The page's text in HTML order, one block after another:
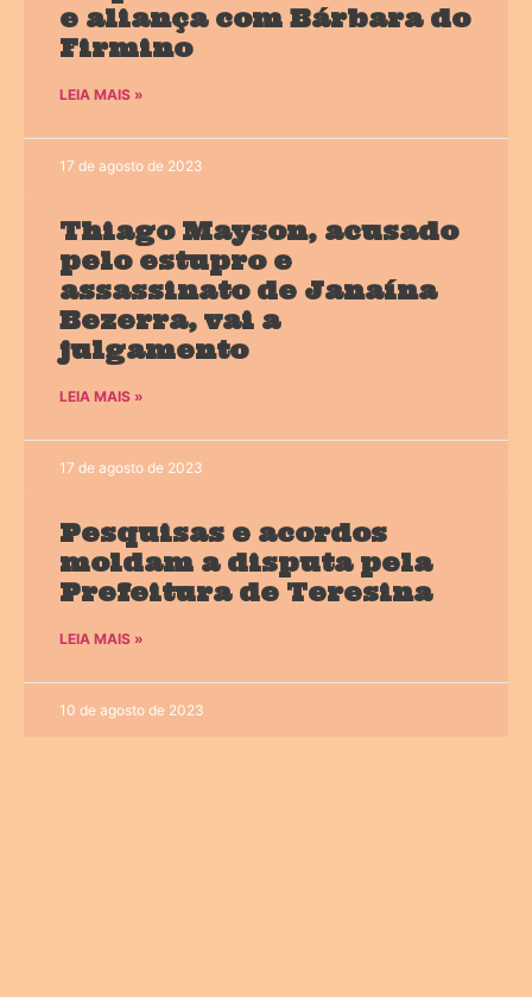
e aliança com Bárbara do
Firmino
LEIA MAIS »
17 de agosto de 2023
Thiago Mayson, acusado
pelo estupro e
assassinato de Janaína
Bezerra, vai a
julgamento
LEIA MAIS »
17 de agosto de 2023
Pesquisas e acordos
moldam a disputa pela
Prefeitura de Teresina
LEIA MAIS »
10 de agosto de 2023